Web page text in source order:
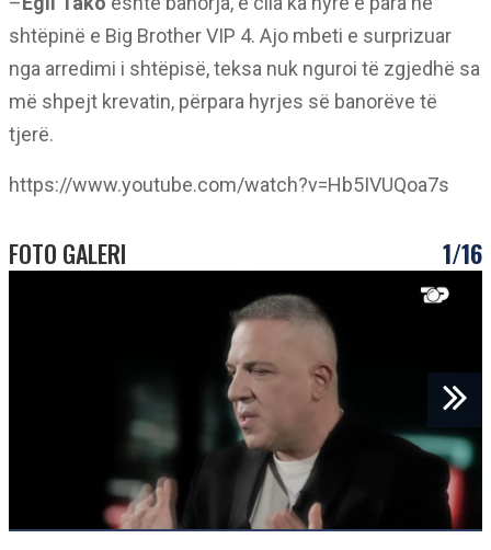
shtëpinë e Big Brother VIP 4. Ajo mbeti e surprizuar
nga arredimi i shtëpisë, teksa nuk nguroi të zgjedhë sa
më shpejt krevatin, përpara hyrjes së banorëve të
tjerë.
https://www.youtube.com/watch?v=Hb5IVUQoa7s
FOTO GALERI 1/16